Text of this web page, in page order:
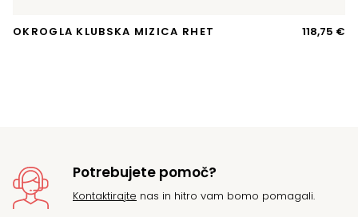
OKROGLA KLUBSKA MIZICA RHET 118,75 €
Potrebujete pomoč?
Kontaktirajte nas in hitro vam bomo pomagali.